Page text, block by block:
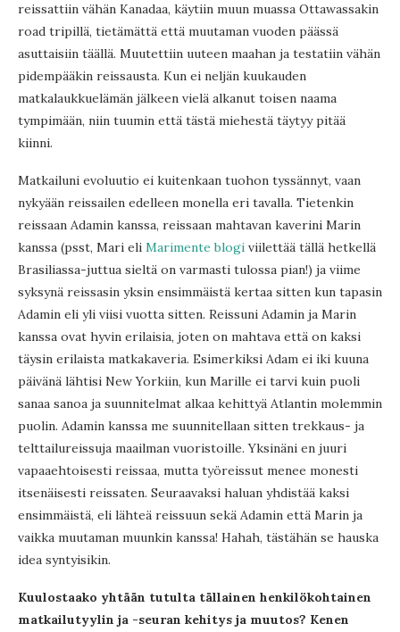
reissattiin vähän Kanadaa, käytiin muun muassa Ottawassakin
road tripillä, tietämättä että muutaman vuoden päässä
asuttaisiin täällä. Muutettiin uuteen maahan ja testatiin vähän
pidempääkin reissausta. Kun ei neljän kuukauden
matkalaukkuelämän jälkeen vielä alkanut toisen naama
tympimään, niin tuumin että tästä miehestä täytyy pitää
kiinni.
Matkailuni evoluutio ei kuitenkaan tuohon tyssännyt, vaan
nykyään reissailen edelleen monella eri tavalla. Tietenkin
reissaan Adamin kanssa, reissaan mahtavan kaverini Marin
kanssa (psst, Mari eli Marimente blogi viilettää tällä hetkellä
Brasiliassa-juttua sieltä on varmasti tulossa pian!) ja viime
syksynä reissasin yksin ensimmäistä kertaa sitten kun tapasin
Adamin eli yli viisi vuotta sitten. Reissuni Adamin ja Marin
kanssa ovat hyvin erilaisia, joten on mahtava että on kaksi
täysin erilaista matkakaveria. Esimerkiksi Adam ei iki kuuna
päivänä lähtisi New Yorkiin, kun Marille ei tarvi kuin puoli
sanaa sanoa ja suunnitelmat alkaa kehittyä Atlantin molemmin
puolin. Adamin kanssa me suunnitellaan sitten trekkaus- ja
telttailureissuja maailman vuoristoille. Yksinäni en juuri
vapaaehtoisesti reissaa, mutta työreissut menee monesti
itsenäisesti reissaten. Seuraavaksi haluan yhdistää kaksi
ensimmäistä, eli lähteä reissuun sekä Adamin että Marin ja
vaikka muutaman muunkin kanssa! Hahah, tästähän se hauska
idea syntyisikin.
Kuulostaako yhtään tutulta tällainen henkilökohtainen
matkailutyylin ja -seuran kehitys ja muutos? Kenen